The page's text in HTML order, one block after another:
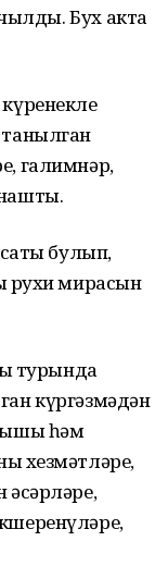
Бух акта
галимнәр,
булып,
рухи мирасын
турында
күргәзмәдән
һәм
хезмәтләре,
әсәрләре,